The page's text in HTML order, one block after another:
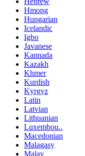
Hmong
Hungarian
Icelandic
Igbo
Javanese
Kannada
Kazakh
Khmer
Kurdish
Kyrgyz
Latin
Latvian
Lithuanian
Luxembou..
Macedonian
Malagasy
Malay